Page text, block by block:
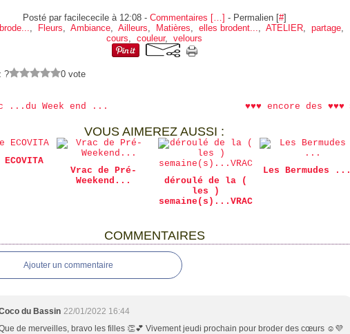
Posté par facilececile à 12:08 - Commentaires […] - Permalien [#]
, Fleurs,Ambiance,Ailleurs, Matières,elles brodent...,ATELIER,partage,
cours,couleur,velours
? 0 vote
...du Week end ... ♥♥♥ encore des ♥♥♥
VOUS AIMEREZ AUSSI :
Vrac de Pré-
Weekend...
déroulé de la (
les )
semaine(s)...VRAC
Les Bermudes ...
COMMENTAIRES
Ajouter un commentaire
du Bassin 22/01/2022 16:44
de merveilles, bravo les filles 👏💕 Vivement jeudi prochain pour broder des cœurs ☺️💜